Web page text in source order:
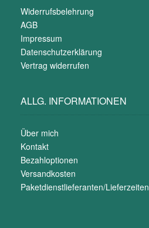
Widerrufsbelehrung
AGB
Impressum
Datenschutzerklärung
Vertrag widerrufen
ALLG. INFORMATIONEN
Über mich
Kontakt
Bezahloptionen
Versandkosten
Paketdienstlieferanten/Lieferzeiten